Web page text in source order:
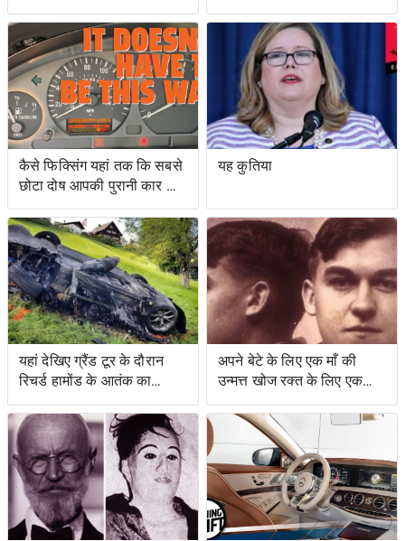
मुकदमा किया, मिशिगन के वोट
सर्टिफिकेशन को रोकने के
प्रयासों के लिए वोटिंग अधिकार
अधिनियम का उल्लंघन
और एक उभयचर टैंक का सबसे
अच्छा है
कैसे फिक्सिंग यहां तक ​​कि सबसे
छोटा दोष आपकी पुरानी कार को
नया जैसा महसूस करा सकता है
यह कुतिया
यहां देखिए ग्रैंड टूर के दौरान
रिचर्ड हामोंड के आतंक का
वीडियो
अपने बेटे के लिए एक माँ की
उन्मत्त खोज रक्त के लिए एक
स्वाद के साथ एक बचत किसान
के लिए नेतृत्व की